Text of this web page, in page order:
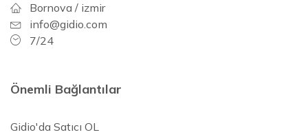
Bornova / izmir
info@gidio.com
7/24
Önemli Bağlantılar
Gidio'da Satıcı OL